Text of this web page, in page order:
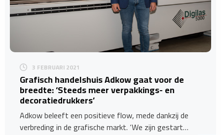
3 FEBRUARI 2021
Grafisch handelshuis Adkow gaat voor de
breedte: ‘Steeds meer verpakkings- en
decoratiedrukkers’
Adkow beleeft een positieve flow, mede dankzij de
verbreding in de grafische markt. ‘We zijn gestart…